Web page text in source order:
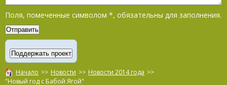
Поля, помеченные символом *, обязательны для заполнения.
Начало >> Новости >> Новости 2014 года >>
"Новый год с Бабой Ягой"